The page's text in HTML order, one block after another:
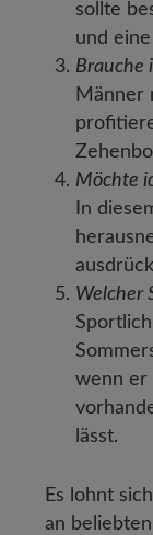
sollte
und
Brauche
Männer
Möchte
In
Welcher
wenn er
lässt.
Es lohnt
an